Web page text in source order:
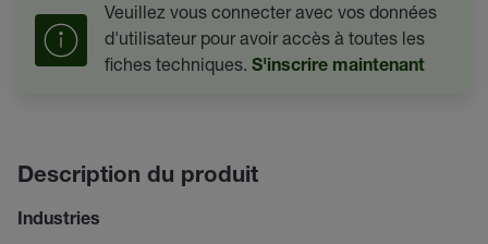
Veuillez vous connecter avec vos données
d'utilisateur pour avoir accès à toutes les
fiches techniques. S'inscrire maintenant
Description du produit
Industries